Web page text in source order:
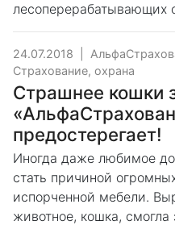
лесоперерабатывающих
24.07.2018
Страхование, охрана
Страшнее кошки
предостерегает!
Иногда даже любимое
стать причиной
испорченной мебели.
животное, кошка, смогла